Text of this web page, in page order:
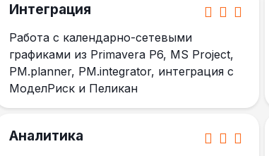
Интеграция
Работа с календарно-сетевыми
графиками из Primavera P6, MS Project,
PM.planner, PM.integrator, интеграция с
МоделРиск и Пеликан
Аналитика